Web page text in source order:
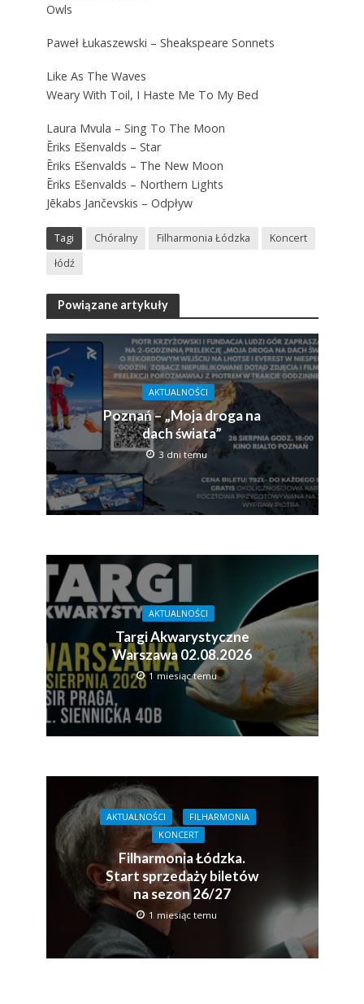
Owls
Paweł Łukaszewski – Sheakspeare Sonnets
Like As The Waves
Weary With Toil, I Haste Me To My Bed
Laura Mvula – Sing To The Moon
Ēriks Ešenvalds – Star
Ēriks Ešenvalds – The New Moon
Ēriks Ešenvalds – Northern Lights
Jēkabs Jančevskis – Odpływ
Tagi Chóralny Filharmonia Łódzka
Koncert
łódź
Powiązane artykuły
AKTUALNOŚCI
Poznań – „Moja droga na
dach świata”
3 dni temu
AKTUALNOŚCI
Targi Akwarystyczne
Warszawa 02.08.2026
1 miesiąc temu
AKTUALNOŚCI
FILHARMONIA
KONCERT
Filharmonia Łódzka.
Start sprzedaży biletów
na sezon 26/27
1 miesiąc temu